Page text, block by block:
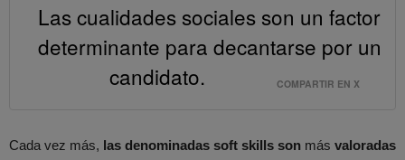
Las cualidades sociales son un factor
determinante para decantarse por un
candidato.
COMPARTIR EN X
Cada vez más, las denominadas soft skills son más valoradas